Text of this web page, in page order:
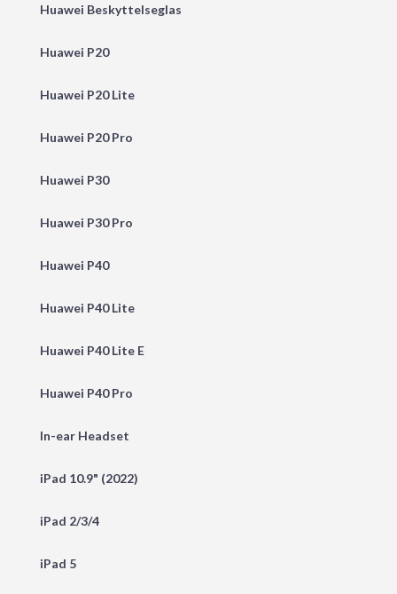
Huawei Beskyttelseglas
Huawei P20
Huawei P20 Lite
Huawei P20 Pro
Huawei P30
Huawei P30 Pro
Huawei P40
Huawei P40 Lite
Huawei P40 Lite E
Huawei P40 Pro
In-ear Headset
iPad 10.9" (2022)
iPad 2/3/4
iPad 5